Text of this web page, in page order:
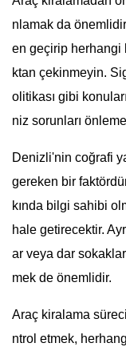
nlamak da
en geçirip herhangi
ktan çekinmeyin.
olitikası gibi
niz sorunları
Denizli'nin coğrafi
gereken bir
kında bilgi sahibi
hale getirecektir.
ar veya dar
mek de önemlidir.
Araç kiralama
ntrol etmek,